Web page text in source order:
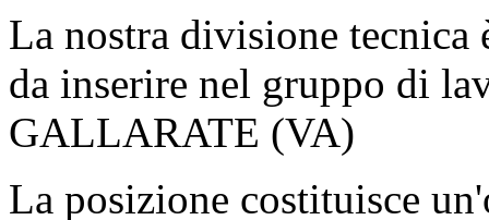
La nostra divisione
da inserire nel gruppo di
GALLARATE (VA)
La posizione costituisce